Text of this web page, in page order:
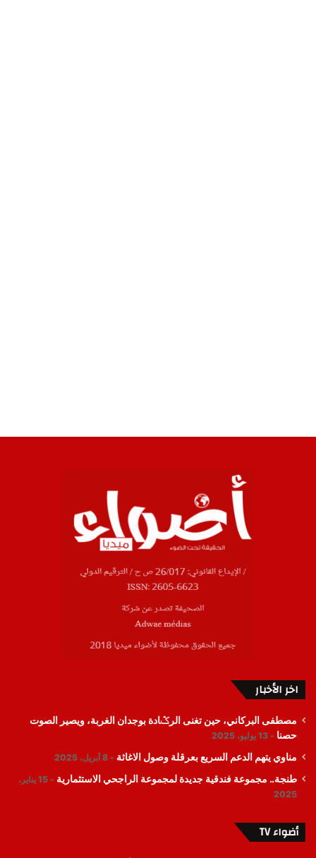
اخر الأخبار
مصطفى البركاني، حين تغنى الرݣادة بوجدان الغربة، ويصير الصوت
حصنا
13 يوليو، 2025
مناوي يتهم الدعم السريع بعرقلة وصول الاغاثة 8 أبريل، 2025
طنجة.. مجموعة فندقية جديدة لمجموعة الراجحي الاستثمارية
15 يناير،
2025
أضواء TV